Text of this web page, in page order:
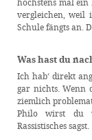
vergleichen, weil
Schule fängts an.
Was hast du
Ich hab‘ direkt
gar nichts. Wenn
ziemlich
Philo wirst du
Rassistisches sagst.